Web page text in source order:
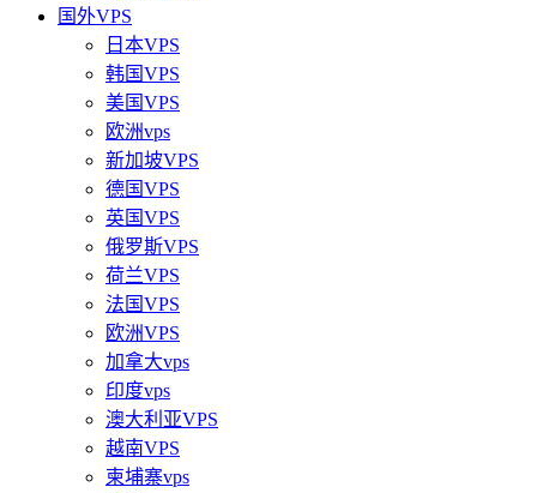
国外VPS
日本VPS
韩国VPS
美国VPS
欧洲vps
新加坡VPS
德国VPS
英国VPS
俄罗斯VPS
荷兰VPS
法国VPS
欧洲VPS
加拿大vps
印度vps
澳大利亚VPS
越南VPS
柬埔寨vps